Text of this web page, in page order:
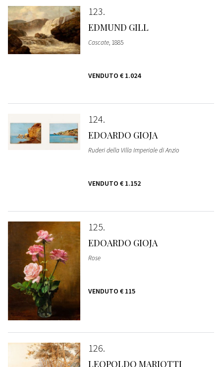
123
EDMUND GILL
Cascate, 1885
VENDUTO € 1.024
124
EDOARDO GIOJA
Ruderi della Villa Imperiale di Anzio
VENDUTO € 1.152
125
EDOARDO GIOJA
Rose
VENDUTO € 115
126
LEOPOLDO MARIOTTI